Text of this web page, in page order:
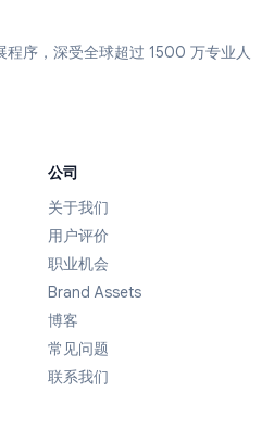
序，深受全球超过 1500 万专业人
公司
关于我们
用户评价
职业机会
Brand Assets
博客
常见问题
联系我们